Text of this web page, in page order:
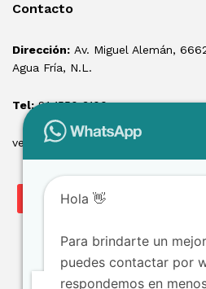
Contacto
Dirección: Av. Miguel Alemán,
Agua Fría, N.L.
Tel:81 1550 3100
ventas@losmontacargas.mx
Hola 👋
Para brindarte un
puedes contactar por
respondemos en